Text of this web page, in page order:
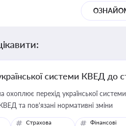
системи КВЕД до
охоплює перехід української
та пов'язані нормативні зміни
Страхова
Фінансові